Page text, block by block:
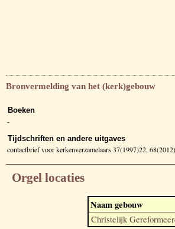
Bronvermelding van het (kerk)gebouw
Boeken
-
Tijdschriften en andere uitgaves
contactbrief voor kerkenverzamelaars 37(1997)22,
Orgel locaties
Naam gebouw
Christelijk